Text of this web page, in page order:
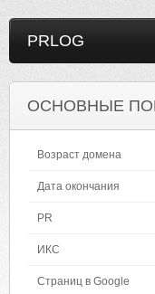
PRLOG
ОСНОВНЫЕ
Возраст домена
Дата окончания
PR
ИКС
Страниц в Google